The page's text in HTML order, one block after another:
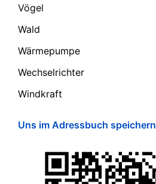
Vögel
Wald
Wärmepumpe
Wechselrichter
Windkraft
Uns im Adressbuch speichern